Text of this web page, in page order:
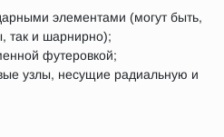
элементами (могут быть,
так и шарнирно);
футеровкой;
узлы, несущие радиальную и